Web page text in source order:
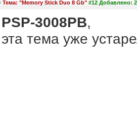
Тема: "Memory Stick Duo 8 Gb"#12 Добавлено:
PSP-3008PB,
эта тема уже